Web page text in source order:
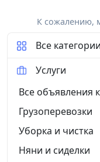
К сожалению,
Все категории
Услуги
Все объявления
Грузоперевозки
Уборка и чистка
Няни и сиделки